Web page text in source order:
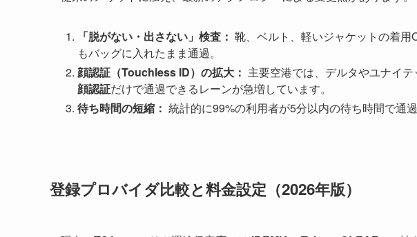
「脱がない・出さない」検査： 靴、ベルト、軽いジャケットの着用
もバッグに入れたまま通過。
顔認証（Touchless ID）の拡大： 主要空港では、デルタやユナイテ
顔認証だけで通過できるレーンが急増しています。
待ち時間の短縮： 統計的に99%の利用者が5分以内の待ち時間で通過
登録プロバイダ比較と料金設定（2026年版）